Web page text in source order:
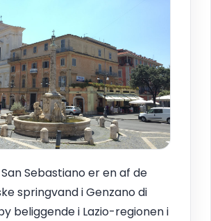
Sebastiano er en af de
springvand i Genzano di
beliggende i Lazio-regionen i